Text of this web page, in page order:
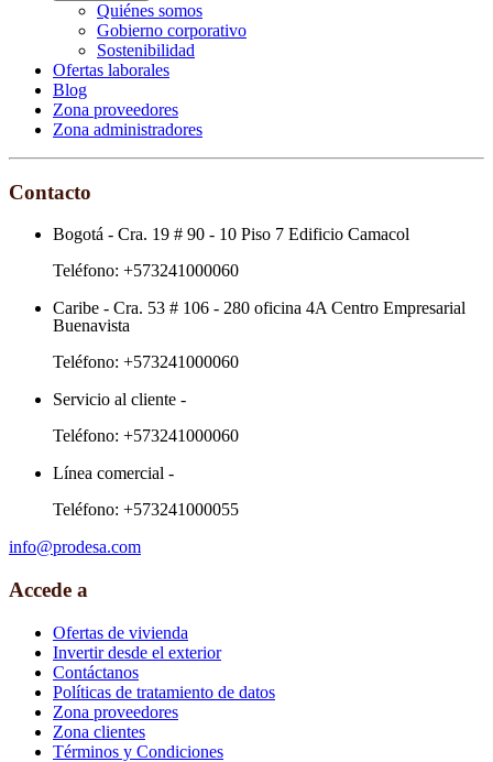
Quiénes somos
Gobierno corporativo
Sostenibilidad
Ofertas laborales
Blog
Zona proveedores
Zona administradores
Contacto
Bogotá - Cra. 19 # 90 - 10 Piso 7 Edificio Camacol
Teléfono: +573241000060
Caribe - Cra. 53 # 106 - 280 oficina 4A Centro Empresarial
Buenavista
Teléfono: +573241000060
Servicio al cliente -
Teléfono: +573241000060
Línea comercial -
Teléfono: +573241000055
info@prodesa.com
Accede a
Ofertas de vivienda
Invertir desde el exterior
Contáctanos
Políticas de tratamiento de datos
Zona proveedores
Zona clientes
Términos y Condiciones